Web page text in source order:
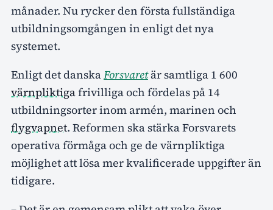
månader. Nu rycker den första fullständiga
utbildningsomgången in enligt det nya
systemet.
Enligt det danskaForsvaretär samtliga 1 600
värnpliktigafrivilliga och fördelas på 14
utbildningsorter inom armén, marinen och
flygvapnet. Reformen ska stärka Forsvarets
operativa förmåga och ge de värnpliktiga
möjlighet att lösa mer kvalificerade uppgifter än
tidigare.